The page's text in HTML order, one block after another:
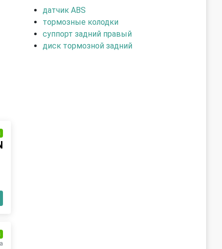
датчик ABS
тормозные колодки
суппорт задний правый
диск тормозной задний